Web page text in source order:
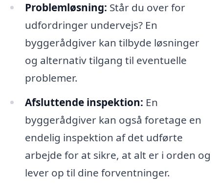
Problemløsning: Står du over for
udfordringer undervejs? En
byggerådgiver kan tilbyde løsninger
og alternativ tilgang til eventuelle
problemer.
Afsluttende inspektion: En
byggerådgiver kan også foretage en
endelig inspektion af det udførte
arbejde for at sikre, at alt er i orden og
lever op til dine forventninger.